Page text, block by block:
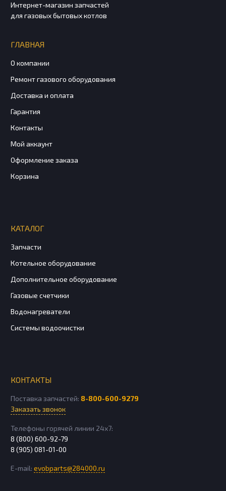
Интернет-магазин запчастей
для газовых бытовых котлов
ГЛАВНАЯ
О компании
Ремонт газового оборудования
Доставка и оплата
Гарантия
Контакты
Мой аккаунт
Оформление заказа
Корзина
КАТАЛОГ
Запчасти
Котельное оборудование
Дополнительное оборудование
Газовые счетчики
Водонагреватели
Системы водоочистки
КОНТАКТЫ
Поставка запчастей: 8-800-600-9279
Заказать звонок
Телефоны горячей линии 24х7:
8 (800) 600-92-79
8 (905) 081-01-00
E-mail: evobparts@284000.ru